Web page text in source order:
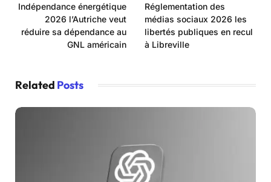
Indépendance énergétique
2026 l’Autriche veut
réduire sa dépendance au
GNL américain
Réglementation des
médias sociaux 2026 les
libertés publiques en recul
à Libreville
Related Posts